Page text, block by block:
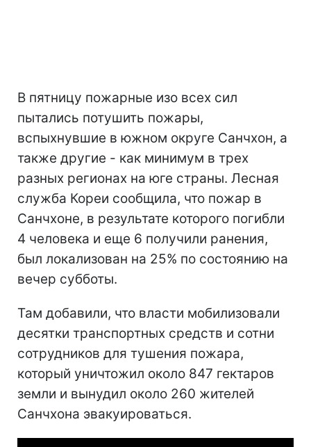
В пятницу пожарные изо всех сил
пытались потушить пожары,
вспыхнувшие в южном округе Санчхон, а
также другие - как минимум в трех
разных регионах на юге страны. Лесная
служба Кореи сообщила, что пожар в
Санчхоне, в результате которого погибли
4 человека и еще 6 получили ранения,
был локализован на 25% по состоянию на
вечер субботы.
Там добавили, что власти мобилизовали
десятки транспортных средств и сотни
сотрудников для тушения пожара,
который уничтожил около 847 гектаров
земли и вынудил около 260 жителей
Санчхона эвакуироваться.